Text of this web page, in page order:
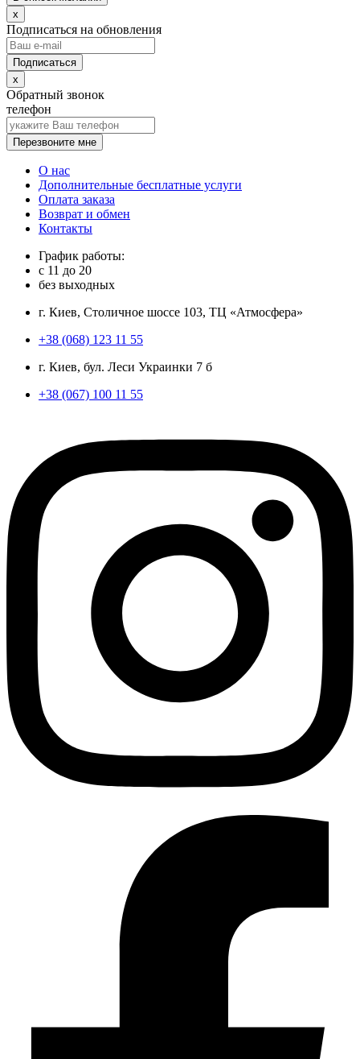
x
Подписаться на обновления
x
Обратный звонок
телефон
Перезвоните мне
О нас
Дополнительные бесплатные услуги
Оплата заказа
Возврат и обмен
Контакты
График работы:
с 11 до 20
без выходных
г. Киев, Столичное шоссе 103, ТЦ «Атмосфера»
+38 (068) 123 11 55
г. Киев, бул. Леси Украинки 7 б
+38 (067) 100 11 55